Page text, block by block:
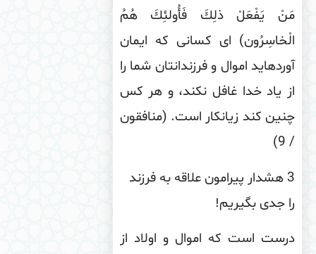
یَفْعَلْ ذلِكَ فَأُولئِكَ هُمُ
اى كسانى كه ایمان
اموال و فرزندانتان شما را
یاد خدا غافل نكند، و هر كس
كند زیانكار است. (منافقون
3 هشدار پیرامون علاقه به فرزند
جدی بگیریم!
است كه اموال و اولاد از